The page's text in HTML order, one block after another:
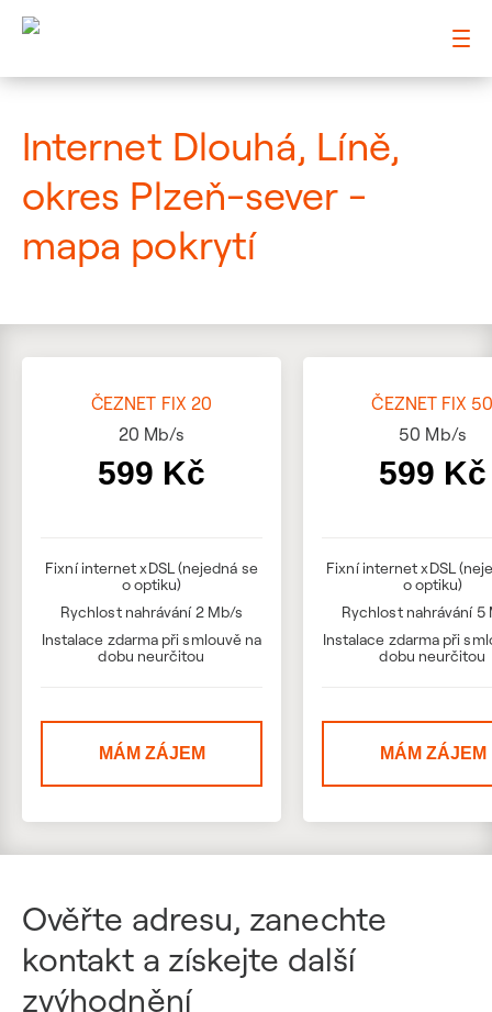
Internet Dlouhá, Líně,
okres Plzeň-sever -
mapa pokrytí
ČEZNET FIX 20
20 Mb/s
599 Kč
Fixní internet xDSL (nejedná se
o optiku)
Rychlost nahrávání 2 Mb/s
Instalace zdarma při smlouvě na
dobu neurčitou
MÁM ZÁJEM
ČEZNET FIX
50 Mb/s
599 Kč
Fixní internet xDSL
o optiku)
Rychlost nahrávání 5
Instalace zdarma při
dobu neurčitou
MÁM ZÁJEM
Ověřte adresu, zanechte
kontakt a získejte další
zvýhodnění
: Mapa pokrytí ulice